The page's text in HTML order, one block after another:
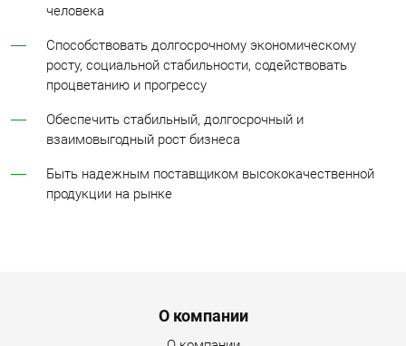
человека
Способствовать долгосрочному экономическому
росту, социальной стабильности, содействовать
процветанию и прогрессу
Обеспечить стабильный, долгосрочный и
взаимовыгодный рост бизнеса
Быть надежным поставщиком высококачественной
продукции на рынке
О компании